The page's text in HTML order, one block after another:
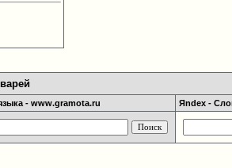
- www.gramota.ru Яndex -